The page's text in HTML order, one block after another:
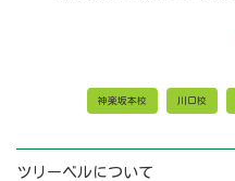
神楽坂本校 川口校
ツリーベルについて